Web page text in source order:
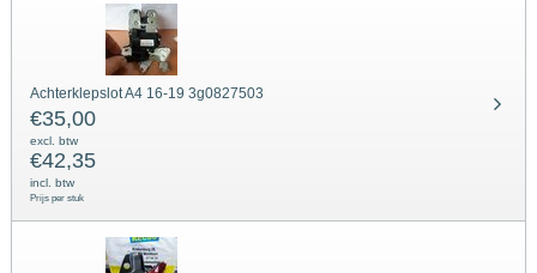
Achterklepslot A4 16-19 3g0827503
€35,00
excl. btw
€42,35
incl. btw
Prijs per stuk